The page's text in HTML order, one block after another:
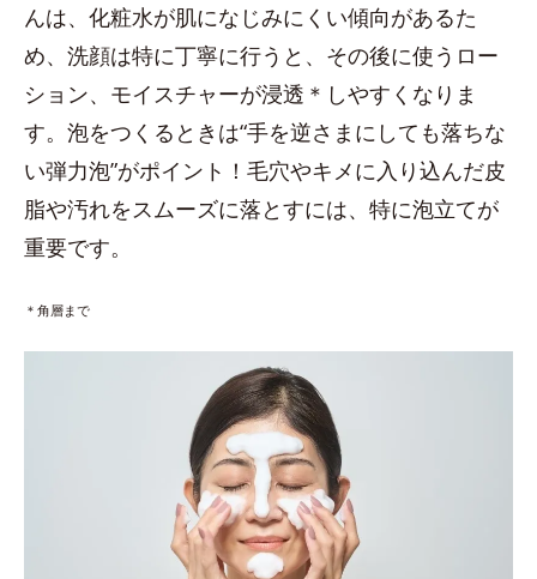
んは、化粧水が肌になじみにくい傾向があるた
め、洗顔は特に丁寧に行うと、その後に使うロー
ション、モイスチャーが浸透＊しやすくなりま
す。泡をつくるときは“手を逆さまにしても落ちな
い弾力泡”がポイント！毛穴やキメに入り込んだ皮
脂や汚れをスムーズに落とすには、特に泡立てが
重要です。
＊角層まで